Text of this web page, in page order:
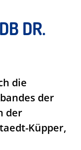
DR.
die
der
der
Küpper,